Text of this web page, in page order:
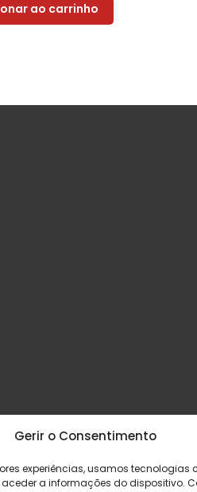
Gerir o Consentimento
experiências, usamos tecnologias
a informações do dispositivo.
ao carrinho